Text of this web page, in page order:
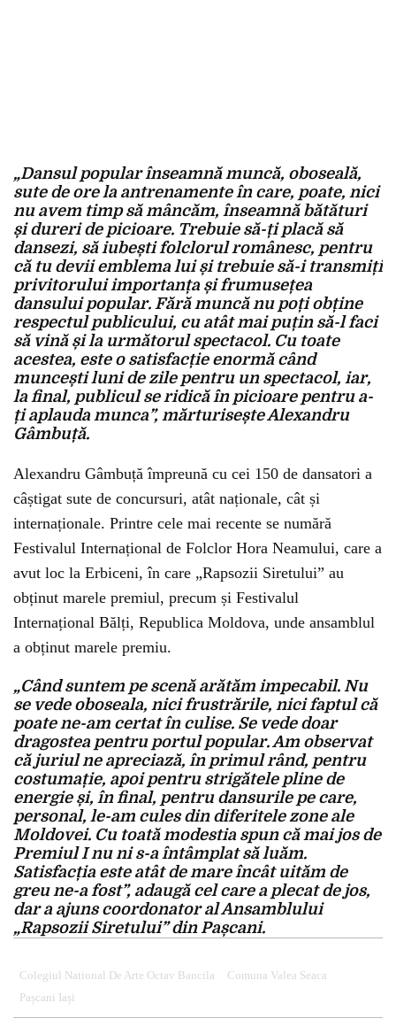
„Dansul popular înseamnă muncă, oboseală,
sute de ore la antrenamente în care, poate, nici
nu avem timp să mâncăm, înseamnă bătături
și dureri de picioare. Trebuie să-ți placă să
dansezi, să iubești folclorul românesc, pentru
că tu devii emblema lui și trebuie să-i transmiți
privitorului importanța și frumusețea
dansului popular. Fără muncă nu poți obține
respectul publicului, cu atât mai puțin să-l faci
să vină și la următorul spectacol. Cu toate
acestea, este o satisfacție enormă când
muncești luni de zile pentru un spectacol, iar,
la final, publicul se ridică în picioare pentru a-
ți aplauda munca”, mărturisește Alexandru
Gâmbuță.
Alexandru Gâmbuță împreună cu cei 150 de dansatori a
câștigat sute de concursuri, atât naționale, cât și
internaționale. Printre cele mai recente se numără
Festivalul Internațional de Folclor Hora Neamului, care a
avut loc la Erbiceni, în care „Rapsozii Siretului” au
obținut marele premiul, precum și Festivalul
Internațional Bălți, Republica Moldova, unde ansamblul
a obținut marele premiu.
„Când suntem pe scenă arătăm impecabil. Nu
se vede oboseala, nici frustrările, nici faptul că
poate ne-am certat în culise. Se vede doar
dragostea pentru portul popular. Am observat
că juriul ne apreciază, în primul rând, pentru
costumație, apoi pentru strigătele pline de
energie și, în final, pentru dansurile pe care,
personal, le-am cules din diferitele zone ale
Moldovei. Cu toată modestia spun că mai jos de
Premiul I nu ni s-a întâmplat să luăm.
Satisfacția este atât de mare încât uităm de
greu ne-a fost”, adaugă cel care a plecat de jos,
dar a ajuns coordonator al Ansamblului
„Rapsozii Siretului” din Pașcani.
Colegiul National De Arte Octav Bancila
Comuna Valea Seaca
Pașcani Iași